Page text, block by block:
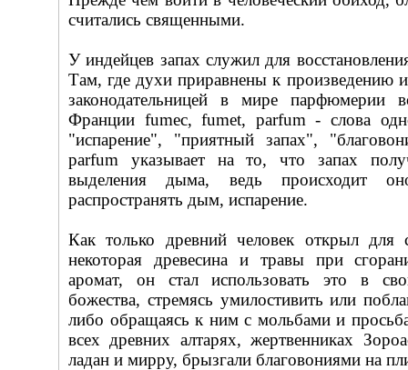
считались священными.
У индейцев запах служил для
Там, где духи приравнены к произведению
законодательницей в мире
Франции fumec, fumet, parfum - слова
"испарение", "приятный запах",
parfum указывает на то, что запах
выделения дыма, ведь происходит
распространять дым, испарение.
Как только древний человек открыл
некоторая древесина и травы при
аромат, он стал использовать это в
божества, стремясь умилостивить или
либо обращаясь к ним с мольбами и
всех древних алтарях, жертвенниках
ладан и мирру, брызгали благовониями на